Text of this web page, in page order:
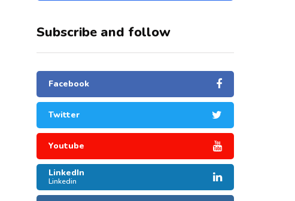
Subscribe and follow
Facebook
Twitter
Youtube
LinkedIn
Linkedin